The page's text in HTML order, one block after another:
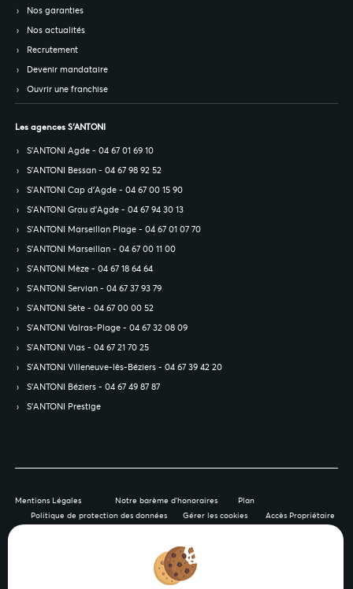
Nos garanties
Nos actualités
Recrutement
Devenir mandataire
Ouvrir une franchise
Les agences S’ANTONI
S’ANTONI Agde - 04 67 01 69 10
S’ANTONI Bessan - 04 67 98 92 52
S’ANTONI Cap d'Agde - 04 67 00 15 90
S’ANTONI Grau d'Agde - 04 67 94 30 13
S’ANTONI Marseillan Plage - 04 67 01 07 70
S’ANTONI Marseillan - 04 67 00 11 00
S’ANTONI Mèze - 04 67 18 64 64
S’ANTONI Servian - 04 67 37 93 79
S’ANTONI Sète - 04 67 00 00 52
S’ANTONI Valras-Plage - 04 67 32 08 09
S’ANTONI Vias - 04 67 21 70 25
S’ANTONI Villeneuve-lès-Béziers - 04 67 39 42 20
S’ANTONI Béziers - 04 67 49 87 87
S’ANTONI Prestige
Mentions Légales Notre barème d'honoraires
Plan
Politique de protection des données
Gérer les cookies Accès Propriétaire